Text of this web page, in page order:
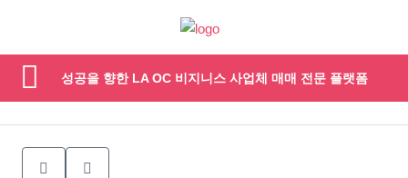
성공을 향한 LA OC 비지니스 사업체 매매 전문 플랫폼